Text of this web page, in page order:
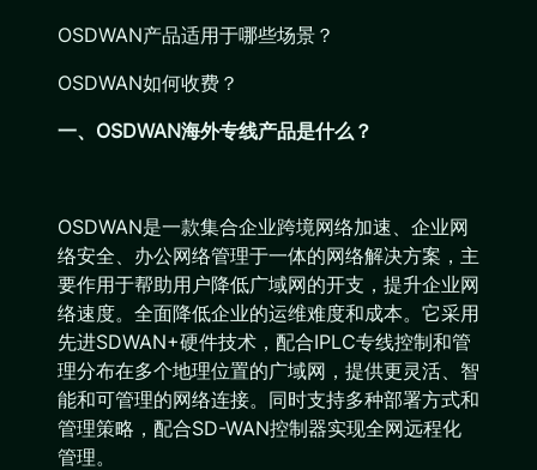
OSDWAN产品适用于哪些场景？
OSDWAN如何收费？
一、OSDWAN海外专线产品是什么？
OSDWAN是一款集合企业跨境网络加速、企业网
络安全、办公网络管理于一体的网络解决方案，主
要作用于帮助用户降低广域网的开支，提升企业网
络速度。全面降低企业的运维难度和成本。它采用
先进SDWAN+硬件技术，配合IPLC专线控制和管
理分布在多个地理位置的广域网，提供更灵活、智
能和可管理的网络连接。同时支持多种部署方式和
管理策略，配合SD-WAN控制器实现全网远程化
管理。